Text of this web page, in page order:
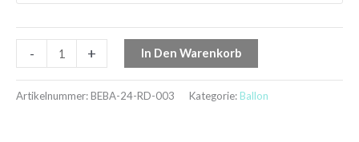
- + In Den Warenkorb
Artikelnummer:BEBA-24-RD-003 Kategorie: Ballon